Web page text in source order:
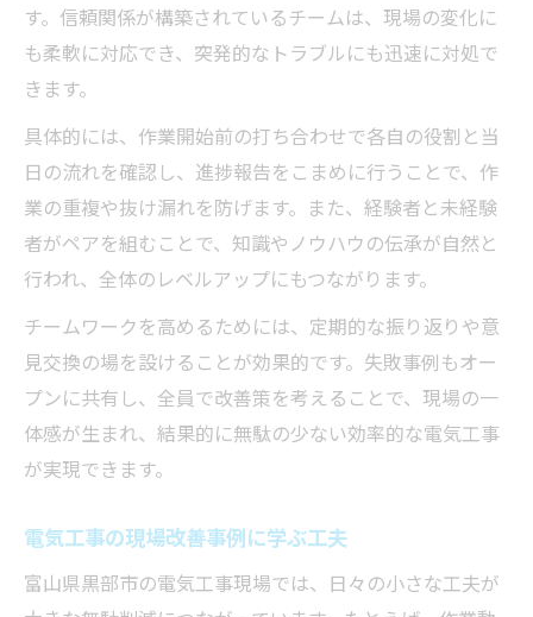
す。信頼関係が構築されているチームは、現場の変化に
も柔軟に対応でき、突発的なトラブルにも迅速に対処で
きます。
具体的には、作業開始前の打ち合わせで各自の役割と当
日の流れを確認し、進捗報告をこまめに行うことで、作
業の重複や抜け漏れを防げます。また、経験者と未経験
者がペアを組むことで、知識やノウハウの伝承が自然と
行われ、全体のレベルアップにもつながります。
チームワークを高めるためには、定期的な振り返りや意
見交換の場を設けることが効果的です。失敗事例もオー
プンに共有し、全員で改善策を考えることで、現場の一
体感が生まれ、結果的に無駄の少ない効率的な電気工事
が実現できます。
電気工事の現場改善事例に学ぶ工夫
富山県黒部市の電気工事現場では、日々の小さな工夫が